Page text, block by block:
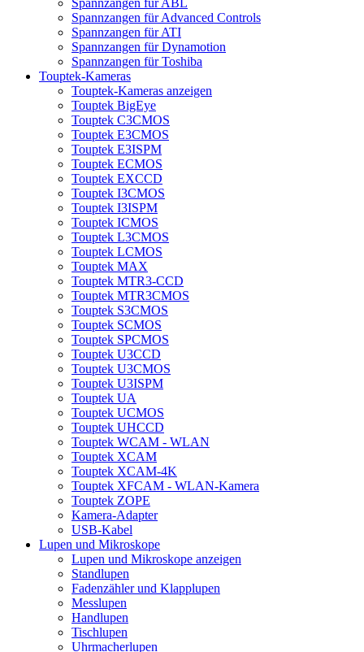
Spannzangen für Advanced Controls
Spannzangen für ATI
Spannzangen für Dynamotion
Spannzangen für Toshiba
Touptek-Kameras
Touptek-Kameras anzeigen
Touptek BigEye
Touptek C3CMOS
Touptek E3CMOS
Touptek E3ISPM
Touptek ECMOS
Touptek EXCCD
Touptek I3CMOS
Touptek I3ISPM
Touptek ICMOS
Touptek L3CMOS
Touptek LCMOS
Touptek MAX
Touptek MTR3-CCD
Touptek MTR3CMOS
Touptek S3CMOS
Touptek SCMOS
Touptek SPCMOS
Touptek U3CCD
Touptek U3CMOS
Touptek U3ISPM
Touptek UA
Touptek UCMOS
Touptek UHCCD
Touptek WCAM - WLAN
Touptek XCAM
Touptek XCAM-4K
Touptek XFCAM - WLAN-Kamera
Touptek ZOPE
Kamera-Adapter
USB-Kabel
Lupen und Mikroskope
Lupen und Mikroskope anzeigen
Standlupen
Fadenzähler und Klapplupen
Messlupen
Handlupen
Tischlupen
Uhrmacherlupen